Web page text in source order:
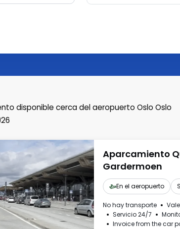
disponible cerca del aeropuerto Oslo Oslo
Aparcamiento
Gardermoen
En el aeropuerto
No hay transporte
Servicio 24/7
Invoice from the car